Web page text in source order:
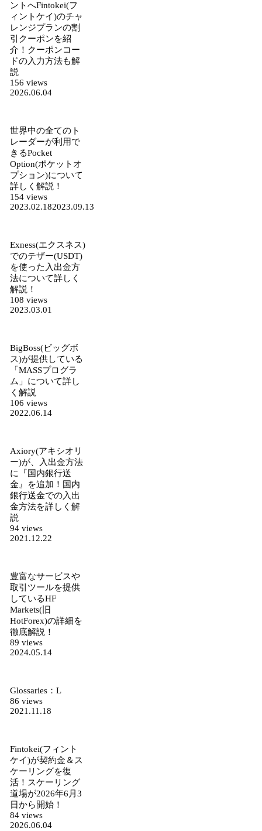
ントへFintokei(フ
ィントケイ)のチャ
レンジプランの割
引クーポンを紹
介！クーポンコー
ドの入力方法も解
説
156 views
2026.06.04
世界中の全てのト
レーダーが利用で
きるPocket
Option(ポケットオ
プション)について
詳しく解説！
154 views
2023.02.182023.09.13
Exness(エクスネス)
でのテザー(USDT)
を使った入出金方
法について詳しく
解説！
108 views
2023.03.01
BigBoss(ビッグボ
ス)が提供している
「MASSプログラ
ム」について詳し
く解説
106 views
2022.06.14
Axiory(アキシオリ
ー)が、入出金方法
に『国内銀行送
金』を追加！国内
銀行送金での入出
金方法を詳しく解
説
94 views
2021.12.22
豊富なサービスや
取引ツールを提供
しているHF
Markets(旧
HotForex)の詳細を
徹底解説！
89 views
2024.05.14
Glossaries：L
86 views
2021.11.18
Fintokei(フィント
ケイ)が契約金＆ス
ケーリングを復
活！スケーリング
道場が2026年6月3
日から開始！
84 views
2026.06.04